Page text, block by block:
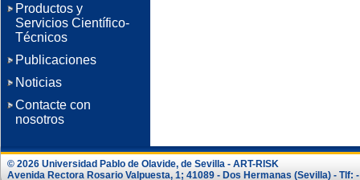
Productos y
Servicios Científico-
Técnicos
Publicaciones
Noticias
Contacte con
nosotros
© 2026 Universidad Pablo de Olavide, de Sevilla - ART-RISK
Avenida Rectora Rosario Valpuesta, 1; 41089 - Dos Hermanas (Sevilla) - Tlf: -